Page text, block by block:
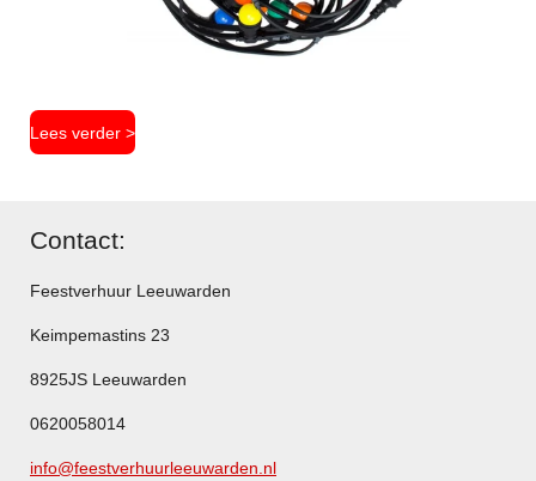
Lees verder >
Contact:
Feestverhuur Leeuwarden
Keimpemastins 23
8925JS Leeuwarden
0620058014
info@feestverhuurleeuwarden.nl